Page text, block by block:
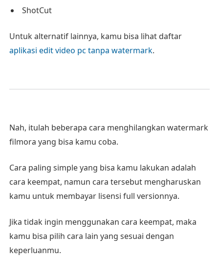
ShotCut
Untuk alternatif lainnya, kamu bisa lihat daftar
aplikasi edit video pc tanpa watermark.
Nah, itulah beberapa cara menghilangkan watermark
filmora yang bisa kamu coba.
Cara paling simple yang bisa kamu lakukan adalah
cara keempat, namun cara tersebut mengharuskan
kamu untuk membayar lisensi full versionnya.
Jika tidak ingin menggunakan cara keempat, maka
kamu bisa pilih cara lain yang sesuai dengan
keperluanmu.